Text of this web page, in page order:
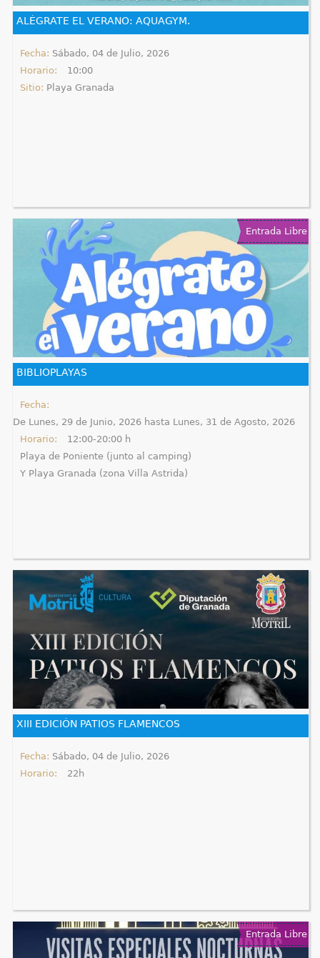
e
t
u
í
ALÉGRATE EL VERANO: AQUAGYM.
Fecha: Sábado, 04 de Julio, 2026
Horario:
10:00
Sitio: Playa Granada
Entrada Libre
BIBLIOPLAYAS
Fecha:
De Lunes, 29 de Junio, 2026hasta Lunes, 31 de Agosto, 2026
Horario:
12:00-20:00 h
Playa de Poniente (junto al camping)
Y Playa Granada (zona Villa Astrida)
XIII EDICIÓN PATIOS FLAMENCOS
Fecha: Sábado, 04 de Julio, 2026
Horario:
22h
Entrada Libre